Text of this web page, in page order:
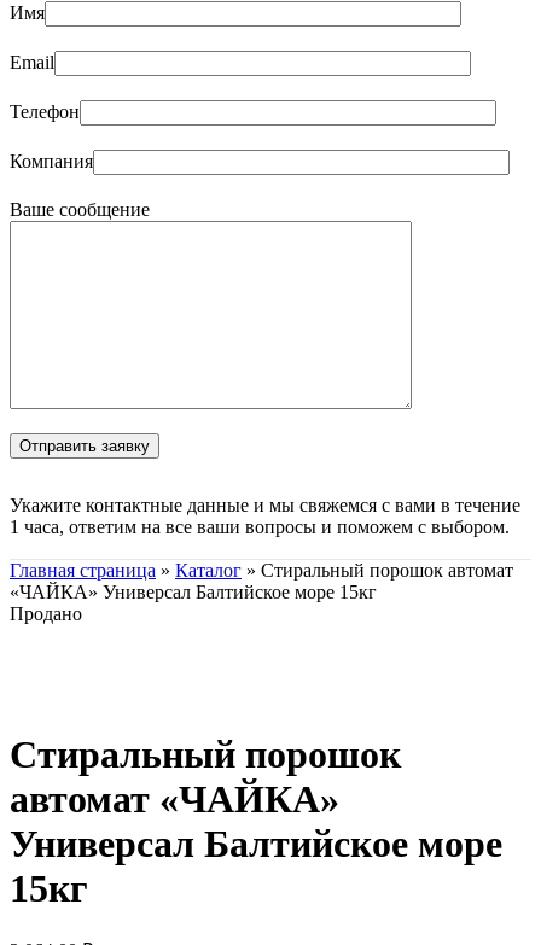
Имя
Email
Телефон
Компания
Ваше сообщение
Укажите контактные данные и мы свяжемся с вами в течение
1 часа, ответим на все ваши вопросы и поможем с выбором.
Главная страница » Каталог » Стиральный порошок автомат
«ЧАЙКА» Универсал Балтийское море 15кг
Продано
Стиральный порошок
автомат «ЧАЙКА»
Универсал Балтийское море
15кг